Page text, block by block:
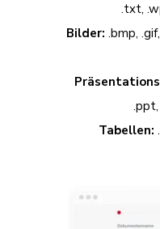
.txt,
Bilder: .bmp,
Tabellen: